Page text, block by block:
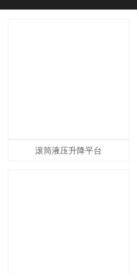
滚筒液压升降平台